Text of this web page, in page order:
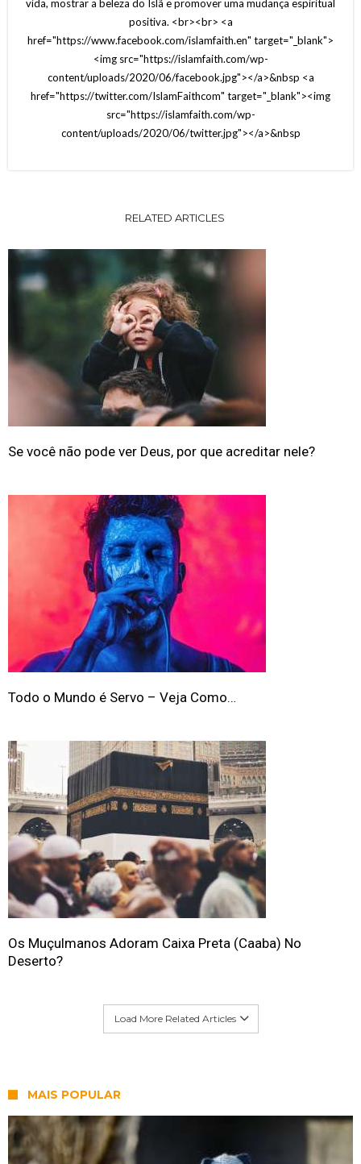
vida, mostrar a beleza do Islã e promover uma mudança espiritual
positiva. <br><br> <a
href="https://www.facebook.com/islamfaith.en" target="_blank">
<img src="https://islamfaith.com/wp-
content/uploads/2020/06/facebook.jpg"></a>&nbsp <a
href="https://twitter.com/IslamFaithcom" target="_blank"><img
src="https://islamfaith.com/wp-
content/uploads/2020/06/twitter.jpg"></a>&nbsp
RELATED ARTICLES
Se você não pode ver Deus, por que acreditar nele?
Todo o Mundo é Servo – Veja Como…
Os Muçulmanos Adoram Caixa Preta (Caaba) No
Deserto?
Load More Related Articles
MAIS POPULAR